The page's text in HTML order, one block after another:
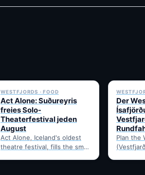
WESTFJORDS · FOOD
Act Alone: Suðureyris
freies Solo-
Theaterfestival jeden
August
Act Alone, Iceland's oldest
theatre festival, fills the small
Der
Plan the